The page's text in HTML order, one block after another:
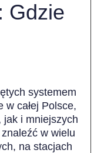
Gdzie
systemem
w całej Polsce,
jak i mniejszych
w wielu
na stacjach